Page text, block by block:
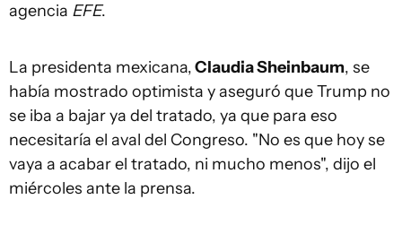
agencia EFE.
La presidenta mexicana,Claudia Sheinbaum, se
había mostrado optimista y aseguró que Trump no
se iba a bajar ya del tratado, ya que para eso
necesitaría el aval del Congreso. "No es que hoy se
vaya a acabar el tratado, ni mucho menos", dijo el
miércoles ante la prensa.